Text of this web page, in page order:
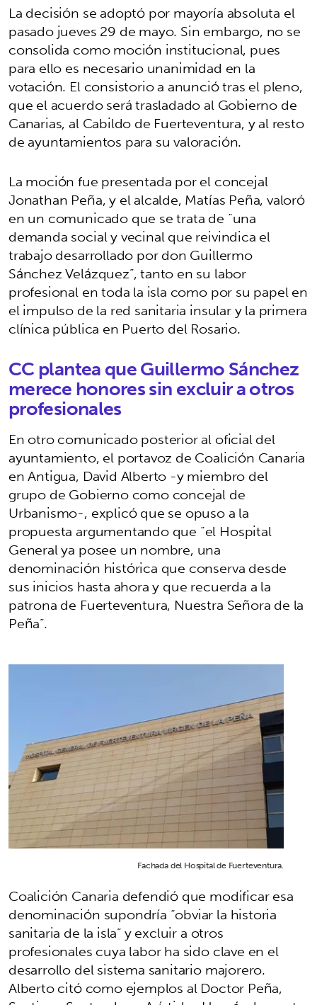
La decisión se adoptó por mayoría absoluta el
pasado jueves 29 de mayo. Sin embargo, no se
consolida como moción institucional, pues
para ello es necesario unanimidad en la
votación. El consistorio a anunció tras el pleno,
que el acuerdo será trasladado al Gobierno de
Canarias, al Cabildo de Fuerteventura, y al resto
de ayuntamientos para su valoración.
La moción fue presentada por el concejal
Jonathan Peña, y el alcalde, Matías Peña, valoró
en un comunicado que se trata de “una
demanda social y vecinal que reivindica el
trabajo desarrollado por don Guillermo
Sánchez Velázquez”, tanto en su labor
profesional en toda la isla como por su papel en
el impulso de la red sanitaria insular y la primera
clínica pública en Puerto del Rosario.
CC plantea que Guillermo Sánchez
merece honores sin excluir a otros
profesionales
En otro comunicado posterior al oficial del
ayuntamiento, el portavoz de Coalición Canaria
en Antigua, David Alberto -y miembro del
grupo de Gobierno como concejal de
Urbanismo-, explicó que se opuso a la
propuesta argumentando que “el Hospital
General ya posee un nombre, una
denominación histórica que conserva desde
sus inicios hasta ahora y que recuerda a la
patrona de Fuerteventura, Nuestra Señora de la
Peña”.
Fachada del Hospital de Fuerteventura.
Coalición Canaria defendió que modificar esa
denominación supondría “obviar la historia
sanitaria de la isla” y excluir a otros
profesionales cuya labor ha sido clave en el
desarrollo del sistema sanitario majorero.
Alberto citó como ejemplos al Doctor Peña,